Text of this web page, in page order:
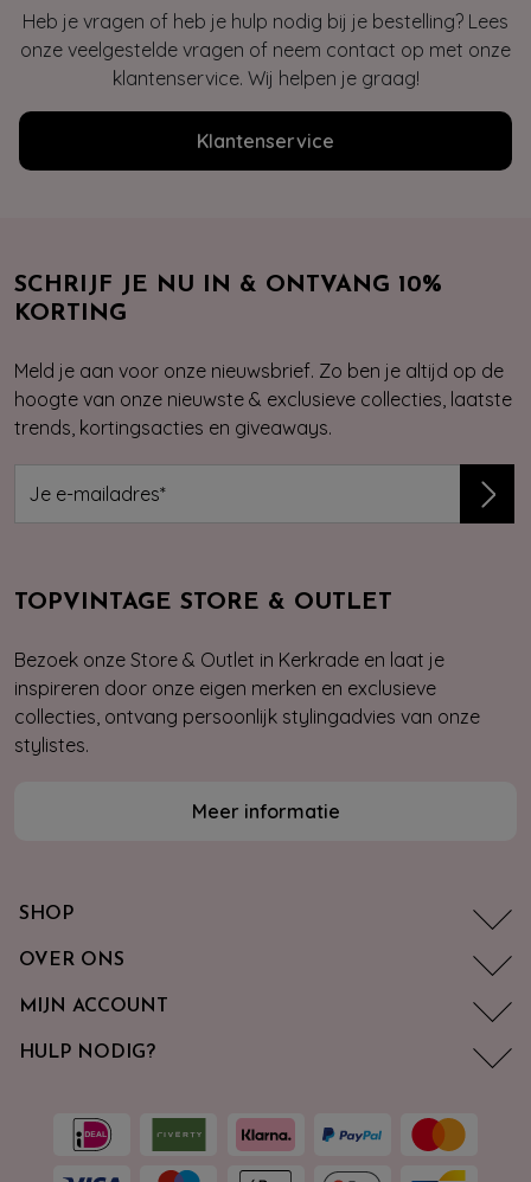
Heb je vragen of heb je hulp nodig bij je bestelling? Lees
onze veelgestelde vragen of neem contact op met onze
klantenservice. Wij helpen je graag!
Klantenservice
SCHRIJF JE NU IN & ONTVANG 10%
KORTING
Meld je aan voor onze nieuwsbrief. Zo ben je altijd op de
hoogte van onze nieuwste & exclusieve collecties, laatste
trends, kortingsacties en giveaways.
TOPVINTAGE STORE & OUTLET
Bezoek onze Store & Outlet in Kerkrade en laat je
inspireren door onze eigen merken en exclusieve
collecties, ontvang persoonlijk stylingadvies van onze
stylistes.
Meer informatie
SHOP
OVER ONS
MIJN ACCOUNT
HULP NODIG?